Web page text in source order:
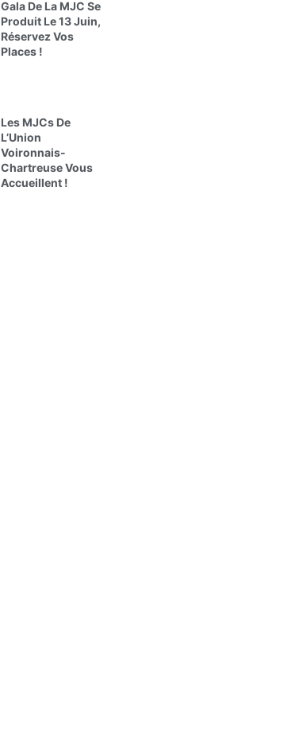
Gala De La MJC Se
Produit Le 13 Juin,
Réservez Vos
Places !
Les MJCs De
L’Union
Voironnais-
Chartreuse Vous
Accueillent !